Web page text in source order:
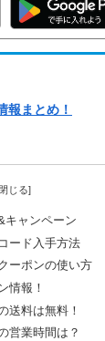
報まとめ！
キャンペーン
ード入手方法
ーポンの使い方
情報！
送料は無料！
営業時間は？